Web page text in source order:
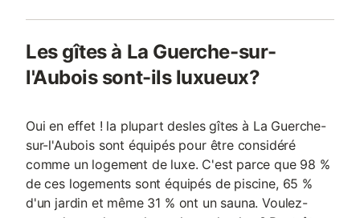
Les gîtes à La Guerche-sur-
l'Aubois sont-ils luxueux?
Oui en effet ! la plupart desles gîtes à La Guerche-
sur-l'Aubois sont équipés pour être considéré
comme un logement de luxe. C'est parce que 98 %
de ces logements sont équipés de piscine, 65 %
d'un jardin et même 31 % ont un sauna. Voulez-